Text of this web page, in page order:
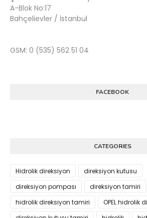
A-Blok No:17
Bahçelievler / İstanbul
GSM: 0 (535) 562 51 04
FACEBOOK
CATEGORIES
Hidrolik direksiyon
direksiyon kutusu
direksiyon pompası
direksiyon tamiri
hidrolik direksiyon tamiri
OPEL hidrolik